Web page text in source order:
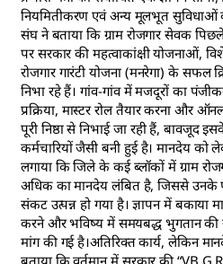
नियमितीकरण एवं अन्य मूलभूत सुविधाओं
संघ ने बताया कि ग्राम रोजगार सेवक
पर सरकार की महत्वाकांक्षी योजनाओं,
रोजगार गारंटी योजना (मनरेगा) के सफल
निभा रहे हैं। गांव-गांव में मजदूरों का
प्रक्रिया, मास्टर रोल तैयार करना और
पूरी निष्ठा से निभाई जा रही हैं, बावजूद
कर्मचारियों जैसी बनी हुई है। मानदेय
लगाया कि जिले के कई ब्लॉकों में ग्राम
अधिक का मानदेय लंबित है, जिससे उनके
संकट उत्पन्न हो गया है। ज्ञापन में बकाया
करने और भविष्य में समयबद्ध भुगतान की
मांग की गई है।अतिरिक्त कार्य, लेकिन